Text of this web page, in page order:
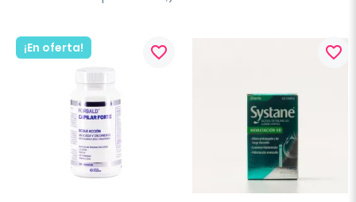
¡En oferta! favorite_border favorite_border